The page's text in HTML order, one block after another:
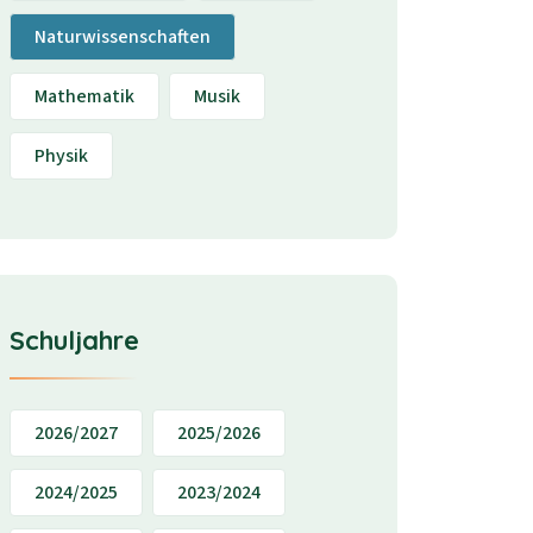
Naturwissenschaften
Mathematik Musik
Physik
Schuljahre
2026/2027 2025/2026
2024/2025 2023/2024